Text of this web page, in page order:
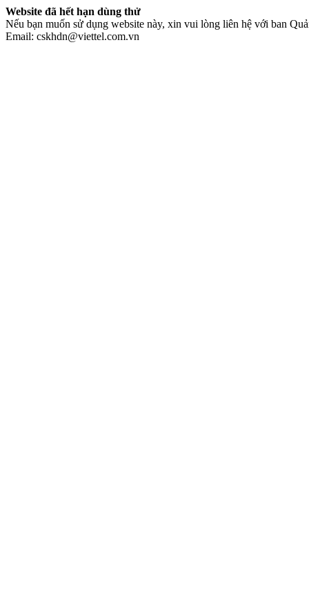
Website đã hết hạn dùng thử
Nếu bạn muốn sử dụng website này, xin vui lòng liên hệ với ban
Email: cskhdn@viettel.com.vn